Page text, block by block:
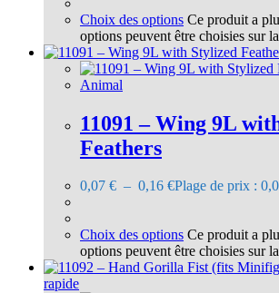
Choix des options Ce produit a
options peuvent être choisies sur
Animal
11091 – Wing 9L
Feathers
0,07 € – 0,16 €Plage de prix :
Choix des options Ce produit a
options peuvent être choisies sur
rapide